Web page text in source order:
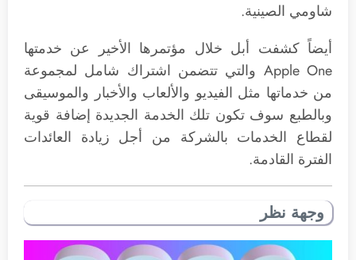
شاومي الصينية.
أيضاً كشفت أبل خلال مؤتمرها الأخير عن خدمتها
Apple One والتي تتضمن اشتراك شامل لمجموعة
من خدماتها مثل الفيديو والألعاب والأخبار والموسيقى
وبالطبع سوف تكون تلك الخدمة الجديدة إضافة قوية
لقطاع الخدمات بالشركة من أجل زيادة العائدات
الفترة القادمة.
وجهة نظر